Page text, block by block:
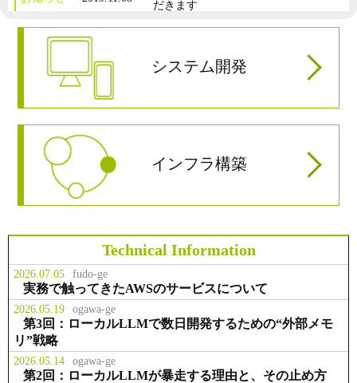
だきます
2018.07.20
ホームページをリニューアルしまし
た
般派遣への切り替えを行いました
2016.04.01 株式会社テリロジー様 お取引開始
スラボラトリ様 お取引開始
お知らせ 2014.02.23
事業拡大のため、本社を千代田区九
段北に移転
事業 2013.07.01
システム開発
インフラ構築
Technical Information
2026.07.05 fudo-ge
実務で触ってきたAWSのサービスについて
2026.05.19 ogawa-ge
第3回：ローカルLLMで数日開発するための“外部メモ
リ”戦略
2026.05.14 ogawa-ge
第2回：ローカルLLMが暴走する理由と、その止め方